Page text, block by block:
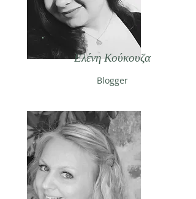
Ελένη Κούκουζα
Blogger